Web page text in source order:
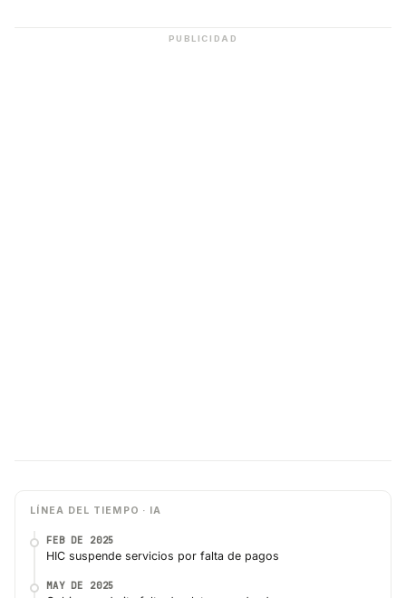
PUBLICIDAD
LÍNEA DEL TIEMPO · IA
FEB DE 2025
HIC suspende servicios por falta de pagos
MAY DE 2025